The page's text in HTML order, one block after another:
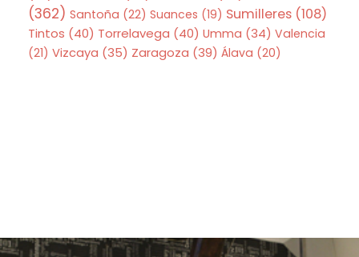
(362) Santoña (22) Suances (19) Sumilleres(108)
Tintos (40) Torrelavega (40) Umma (34) Valencia
(21) Vizcaya (35) Zaragoza (39) Álava (20)